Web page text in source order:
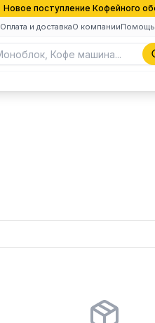
Новое поступление Кофейного
Оплата и доставкаО компанииПомощь